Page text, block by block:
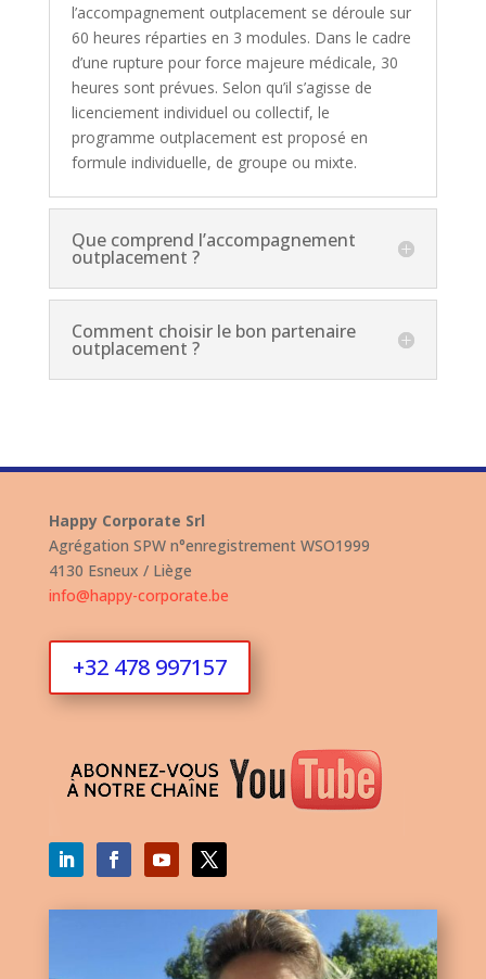
l’accompagnement outplacement se déroule sur
60 heures réparties en 3 modules. Dans le cadre
d’une rupture pour force majeure médicale, 30
heures sont prévues. Selon qu’il s’agisse de
licenciement individuel ou collectif, le
programme outplacement est proposé en
formule individuelle, de groupe ou mixte.
Que comprend l’accompagnement
outplacement ?
Comment choisir le bon partenaire
outplacement ?
Happy Corporate Srl
Agrégation SPW n°enregistrement WSO1999
4130 Esneux / Liège
info@happy-corporate.be
+32 478 997157